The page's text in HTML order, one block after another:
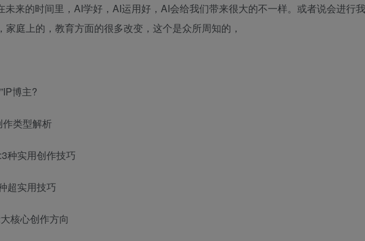
未来的时间里，AI学好，AI运用好，AI会给我们带来很大的不一样。或者说会进行我
庭上的，教育方面的很多改变，这个是众所周知的，
博主?
类型解析
种实用创作技巧
超实用技巧
核心创作方向